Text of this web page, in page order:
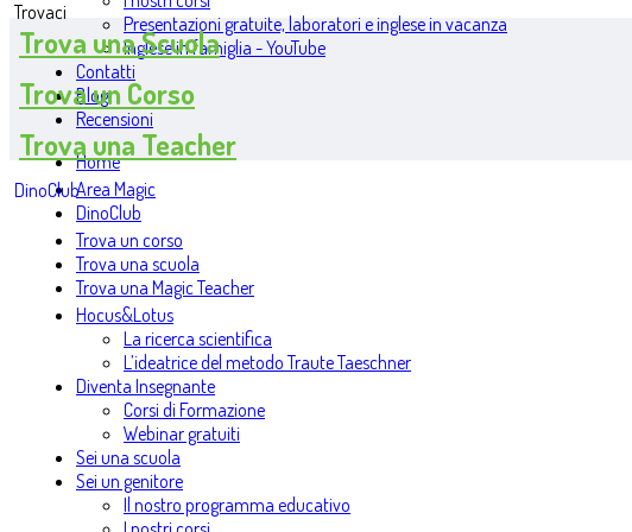
Presentazioni gratuite, laboratori e inglese in vacanza
Inglese in famiglia - YouTube
Contatti
Blog
Recensioni
Home
Area Magic
DinoClub
Trova un corso
Trova una scuola
Trova una Magic Teacher
Hocus&Lotus
La ricerca scientifica
L’ideatrice del metodo Traute Taeschner
Diventa Insegnante
Corsi di Formazione
Webinar gratuiti
Sei una scuola
Sei un genitore
Il nostro programma educativo
Trovaci
Trova una Scuola
Trova un Corso
Trova una Teacher
DinoClub